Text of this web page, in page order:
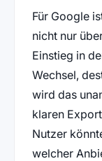
Für Google
nicht nur
Einstieg in
Wechsel,
wird das
klaren
Nutzer
welcher